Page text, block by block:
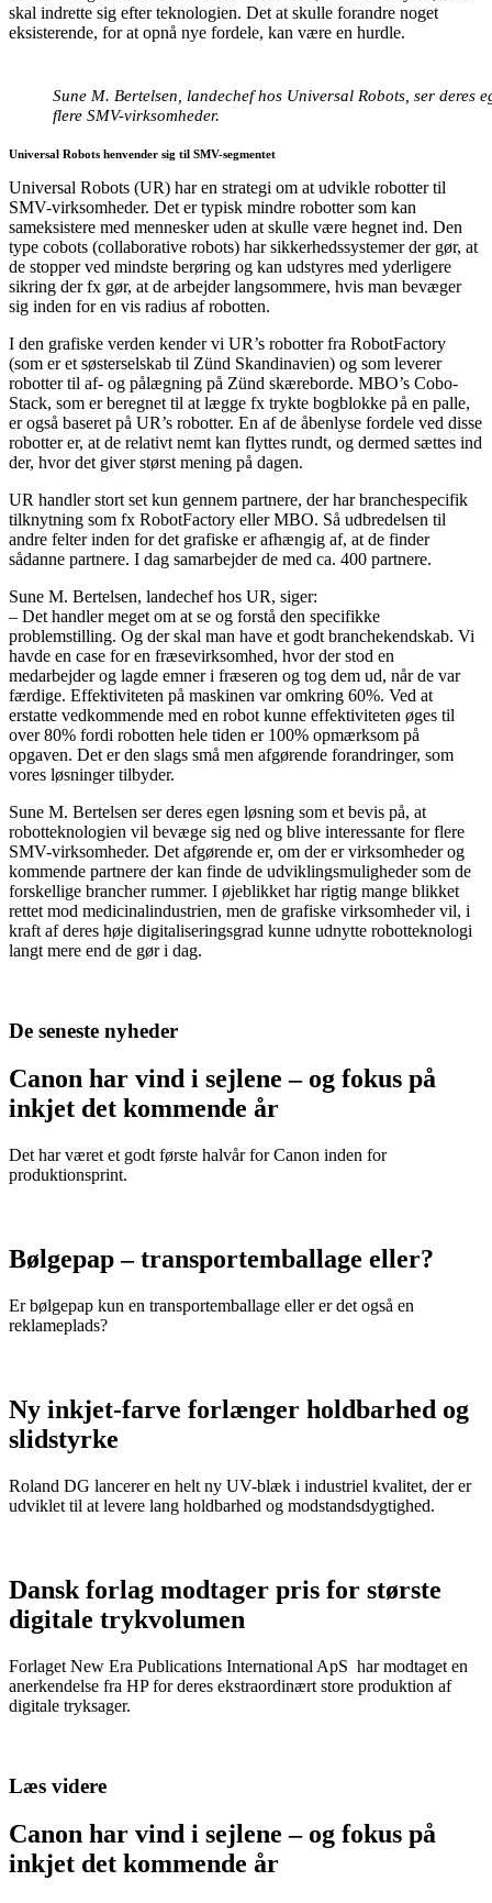
skal indrette sig efter teknologien. Det at skulle forandre noget
eksisterende, for at opnå nye fordele, kan være en hurdle.
Sune M. Bertelsen, landechef hos Universal Robots, ser
flere SMV-virksomheder.
Universal Robots henvender sig til SMV-segmentet
Universal Robots (UR) har en strategi om at udvikle robotter til
SMV-virksomheder. Det er typisk mindre robotter som kan
sameksistere med mennesker uden at skulle være hegnet ind. Den
type cobots (collaborative robots) har sikkerhedssystemer der gør, at
de stopper ved mindste berøring og kan udstyres med yderligere
sikring der fx gør, at de arbejder langsommere, hvis man bevæger
sig inden for en vis radius af robotten.
I den grafiske verden kender vi UR’s robotter fra RobotFactory
(som er et søsterselskab til Zünd Skandinavien) og som leverer
robotter til af- og pålægning på Zünd skæreborde. MBO’s Cobo-
Stack, som er beregnet til at lægge fx trykte bogblokke på en palle,
er også baseret på UR’s robotter. En af de åbenlyse fordele ved disse
robotter er, at de relativt nemt kan flyttes rundt, og dermed sættes ind
der, hvor det giver størst mening på dagen.
UR handler stort set kun gennem partnere, der har branchespecifik
tilknytning som fx RobotFactory eller MBO. Så udbredelsen til
andre felter inden for det grafiske er afhængig af, at de finder
sådanne partnere. I dag samarbejder de med ca. 400 partnere.
Sune M. Bertelsen, landechef hos UR, siger:
– Det handler meget om at se og forstå den specifikke
problemstilling. Og der skal man have et godt branchekendskab. Vi
havde en case for en fræsevirksomhed, hvor der stod en
medarbejder og lagde emner i fræseren og tog dem ud, når de var
færdige. Effektiviteten på maskinen var omkring 60%. Ved at
erstatte vedkommende med en robot kunne effektiviteten øges til
over 80% fordi robotten hele tiden er 100% opmærksom på
opgaven. Det er den slags små men afgørende forandringer, som
vores løsninger tilbyder.
Sune M. Bertelsen ser deres egen løsning som et bevis på, at
robotteknologien vil bevæge sig ned og blive interessante for flere
SMV-virksomheder. Det afgørende er, om der er virksomheder og
kommende partnere der kan finde de udviklingsmuligheder som de
forskellige brancher rummer. I øjeblikket har rigtig mange blikket
rettet mod medicinalindustrien, men de grafiske virksomheder vil, i
kraft af deres høje digitaliseringsgrad kunne udnytte robotteknologi
langt mere end de gør i dag.
De seneste nyheder
Canon har vind i sejlene – og fokus på
inkjet det kommende år
Det har været et godt første halvår for Canon inden for
produktionsprint.
Bølgepap – transportemballage eller?
Er bølgepap kun en transportemballage eller er det også en
reklameplads?
Ny inkjet-farve forlænger holdbarhed og
slidstyrke
Roland DG lancerer en helt ny UV-blæk i industriel kvalitet, der er
udviklet til at levere lang holdbarhed og modstandsdygtighed.
Dansk forlag modtager pris for største
digitale trykvolumen
Forlaget New Era Publications International ApS har modtaget en
anerkendelse fra HP for deres ekstraordinært store produktion af
digitale tryksager.
Læs videre
Canon har vind i sejlene – og fokus på
inkjet det kommende år